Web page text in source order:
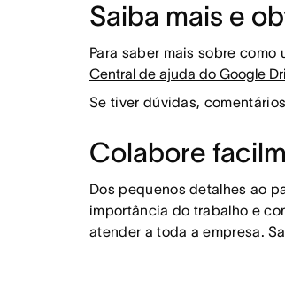
Saiba mais e
Para saber mais sobre
Central de ajuda do Google
Se tiver dúvidas,
Colabore
Dos pequenos detalhes ao
importância do trabalho e
atender a toda a empresa.